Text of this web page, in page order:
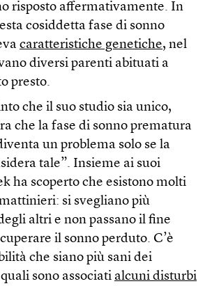
risposto affermativamente. In
cosiddetta fase di sonno
caratteristiche genetiche, nel
diversi parenti abituati a
presto.
che il suo studio sia unico,
che la fase di sonno prematura
un problema solo se la
tale”. Insieme ai suoi
ha scoperto che esistono molti
si svegliano più
altri e non passano il fine
il sonno perduto. C’è
che siano più sani dei
sono associati alcuni disturbi